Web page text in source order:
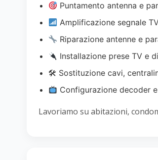
Puntamento antenna e
Amplificazione segnale
Riparazione antenne e
Installazione prese TV e
🛠 Sostituzione cavi,
Configurazione decoder
Lavoriamo su abitazioni,